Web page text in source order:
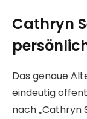
Cathryn
Das genaue
eindeutig
nach „Cathryn